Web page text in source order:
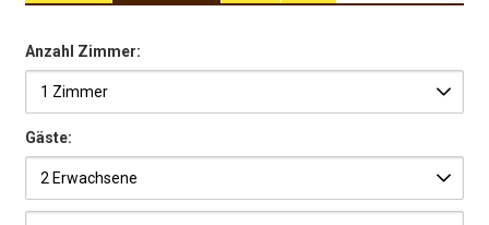
Anzahl Zimmer:
Gäste: